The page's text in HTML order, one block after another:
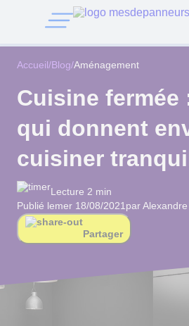
Accueil/Blog/Aménagement
Cuisine fermée
qui donnent
cuisiner
Lecture 2 min
Publié lemer 18/08/2021 par Alexandre
Partager